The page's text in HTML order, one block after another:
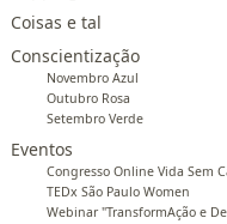
Coisas e tal
Conscientização
Novembro Azul
Outubro Rosa
Setembro Verde
Eventos
Congresso Online Vida Sem
TEDx São Paulo Women
Webinar "TransformAção e